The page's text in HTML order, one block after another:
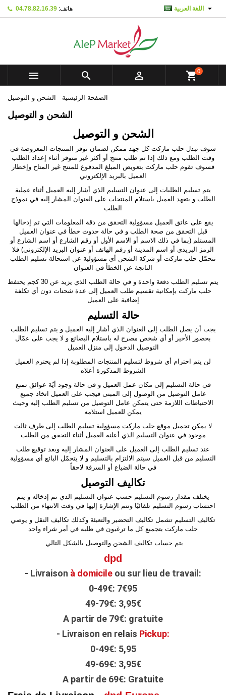
هاتف: 04.78.82.16.39 اللغة العربية 
   shopping_cart0
الصفحة الرئيسية الشحن و التوصيل
الشحن و التوصيل
الشحن و التوصيل
سوف تبذل حلب ماركت كل جهد ممكن لضمان توفر المنتجات المعروضة في
وقت الطلب ومع ذلك إذا تم طلب منتج أو أكثر غير متوفر أثناء إعداد الطلب
فسوف تقوم حلب ماركت بتعويض المبلغ المدفوع للمنتج غير المتاح وإخطار
العميل بالبريد الإلكتروني
يتم تسليم الطلبات إلى عنوان التسليم الذي أشار إليه العميل أثناء عملية
الطلب و يتعهد العميل باستلام المنتجات على العنوان المشار إليه في نموذج
الطلب
يقع على عاتق العميل مسؤولية التحقق من دقة المعلومات التي تم إدخالها
قبل التحقق من صحة الطلب و في حالة حدوث خطأ في عنوان العميل
المستلم (بما في ذلك الاسم أو الاسم الأول أو رقم الشارع أو اسم الشارع أو
الرمز البريدي أو اسم المدينة أو رقم الهاتف أو عنوان البريد الإلكتروني) فلا
تتحمّل حلب ماركت أو شركة الشحن أي مسؤولية عن استحالة تسليم الطلب
الناتجة عن الخطأ في العنوان
يتم تسليم الطلب دفعة واحدة و في حالة الطلب الذي يزيد عن 30 كجم يحتفظ
حلب ماركت بإمكانية تقسيم طلب العميل إلى عدة شحنات دون أي تكلفة
إضافية على العميل
حالة التسليم
يجب أن يصل الطلب إلى العنوان الذي أشار إليه العميل و يتم تسليم الطلب
بحضور الأخير أو أي شخص مصرح له باستلام البضائع و لا يجب على عمّال
التوصيل الدخول إلى منزل العميل
لن يتم احترام أي شروط لتسليم المنتجات المطلوبة إذا لم يحترم العميل
الشروط المذكورة أعلاه
في حالة التسليم إلى مكان عمل العميل و في حالة وجود أيّة عوائق تمنع
عامل التوصيل من الوصول إلى المبنى فيجب على العميل اتخاذ جميع
الاحتياطات اللازمة حتى يتمكن عامل التوصيل من تسليم الطلب إليه وحيث
يمكن للعميل استلامه
لا يمكن تحميل موقع حلب ماركت مسؤولية تسليم الطلب إلى طرف ثالث
موجود في عنوان التسليم الذي أعلنه العميل أثناء التحقق من الطلب
عند تسليم الطلب إلى العميل على العنوان المشار إليه وبعد توقيع طلب
التسليم من قبل العميل سيتم الالتزام بالتسليم و لا يتحمّل البائع أي مسؤولية
في حالة الضياع أو السرقة لاحقاً
تكاليف التوصيل
يختلف مقدار رسوم التسليم حسب عنوان التسليم الذي تم إدخاله و يتم
احتساب رسوم التسليم تلقائيًا وتتم الإشارة إليها في وقت الانتهاء من الطلب
تكاليف التسليم تشمل تكاليف التحضير والتعبئة وكذلك تكاليف النقل و يوصي
حلب ماركت بتجميع كل ما ترغبون في طلبه في أمر شراء واحد
يتم حساب تكاليف الشحن والتوصيل بالشكل التالي
dpd
- Livraison à domicile ou sur lieu de travail:
0-49€: 7€95
49-79€: 3,95€
A partir de 79€: gratuite
- Livraison en relais Pickup:
0-49€: 5,95
49-69€: 3,95€
A partir de 69€: Gratuite
Mes listes d'envies
Créer une nouvelle liste
((modalTitle))
((confirmMessage))
((cancelText))
Create wishlist
تسجيل الدخول
You need to be logged in to save products in your wishlist.
إلغاء